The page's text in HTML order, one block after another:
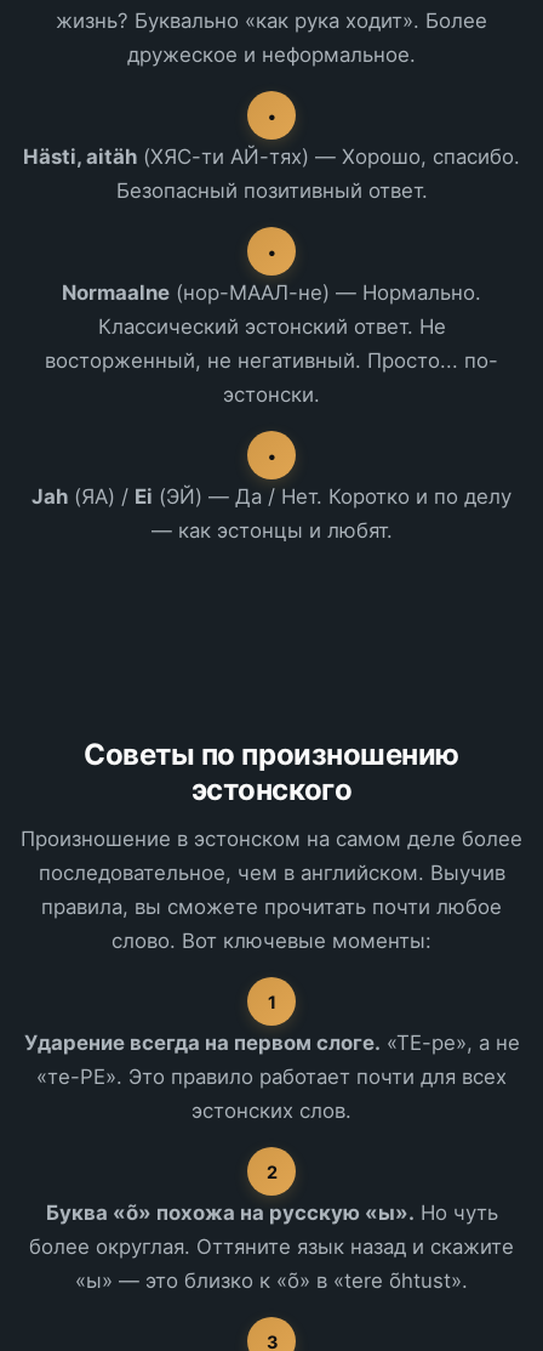
жизнь? Буквально «как рука ходит». Более
дружеское и неформальное.
•
Hästi, aitäh (ХЯС-ти АЙ-тях) — Хорошо, спасибо.
Безопасный позитивный ответ.
•
Normaalne (нор-МААЛ-не) — Нормально.
Классический эстонский ответ. Не
восторженный, не негативный. Просто... по-
эстонски.
•
Jah (ЯА) / Ei (ЭЙ) — Да / Нет. Коротко и по делу
— как эстонцы и любят.
Советы по произношению
эстонского
Произношение в эстонском на самом деле более
последовательное, чем в английском. Выучив
правила, вы сможете прочитать почти любое
слово. Вот ключевые моменты:
1
Ударение всегда на первом слоге. «ТЕ-ре», а не
«те-РЕ». Это правило работает почти для всех
эстонских слов.
2
Буква «õ» похожа на русскую «ы». Но чуть
более округлая. Оттяните язык назад и скажите
«ы» — это близко к «õ» в «tere õhtust».
3